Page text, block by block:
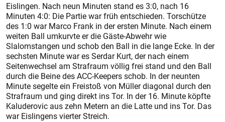
Eislingen. Nach neun Minuten stand es 3:0, nach 16
Minuten 4:0: Die Partie war früh entschieden. Torschütze
des 1:0 war Marco Frank in der ersten Minute. Nach einem
weiten Ball umkurvte er die Gäste-Abwehr wie
Slalomstangen und schob den Ball in die lange Ecke. In der
sechsten Minute war es Serdar Kurt, der nach einem
Seitenwechsel am Strafraum völlig frei stand und den Ball
durch die Beine des ACC-Keepers schob. In der neunten
Minute segelte ein Freistoß von Müller diagonal durch den
Strafraum und ging direkt ins Tor. In der 16. Minute köpfte
Kaluderovic aus zehn Metern an die Latte und ins Tor. Das
war Eislingens vierter Streich.